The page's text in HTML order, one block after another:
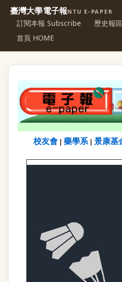
臺灣大學電子報NTU E-PAPER
訂閱本報 Subscribe
歷史報
首頁 HOME
校友會 藥學系| 景康基